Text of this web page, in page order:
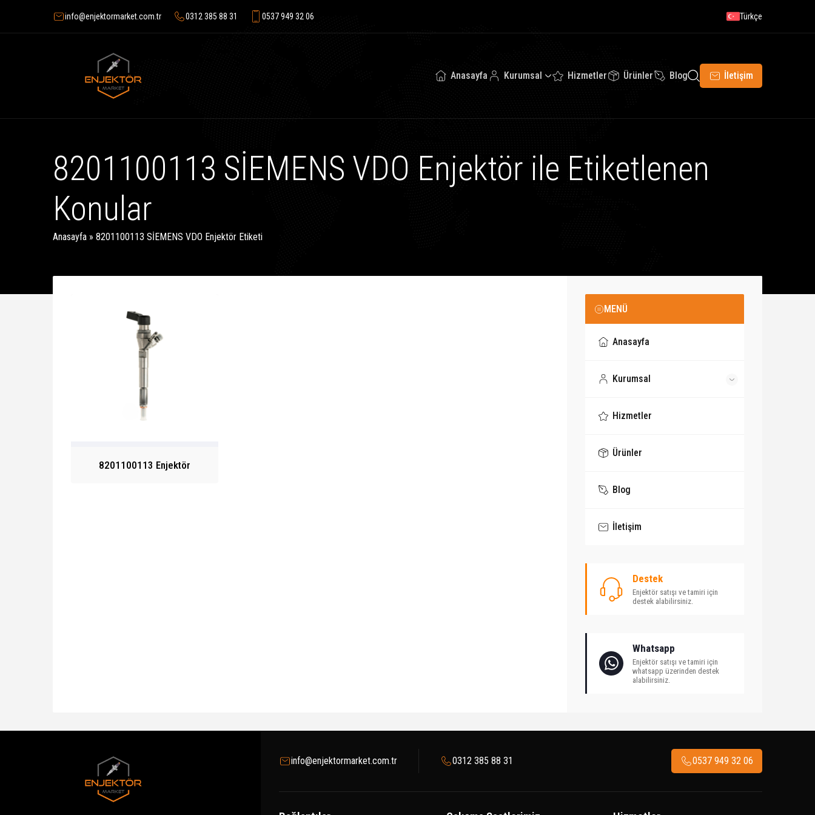
info@enjektormarket.com.tr 0312 385 88 31 0537 949 32 06 Türkçe
Anasayfa Kurumsal Hizmetler Ürünler Blog İletişim
8201100113 SİEMENS VDO Enjektör ile Etiketlenen
Konular
Anasayfa » 8201100113 SİEMENS VDO Enjektör Etiketi
8201100113 Enjektör
MENÜ
Anasayfa
Kurumsal
Hizmetler
Ürünler
Blog
İletişim
Destek
Enjektör satışı ve tamiri için
destek alabilirsiniz.
Whatsapp
Enjektör satışı ve tamiri için
whatsapp üzerinden destek
alabilirsiniz.
info@enjektormarket.com.tr 0312 385 88 31 0537 949 32 06